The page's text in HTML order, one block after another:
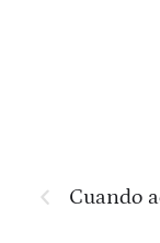
Cuando